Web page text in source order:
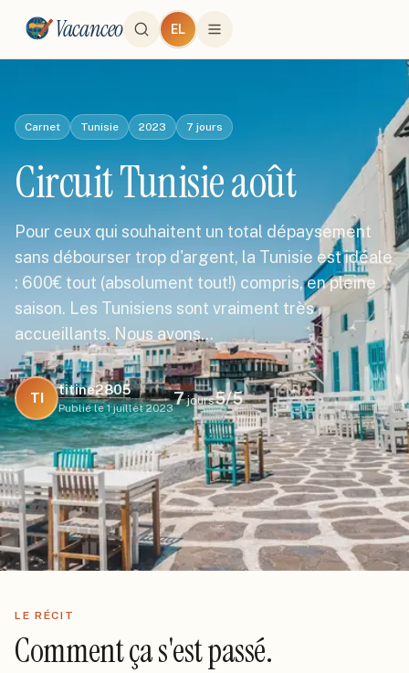
Vacanceo EL
Carnet Tunisie 2023 7 jours
Circuit Tunisie août
Pour ceux qui souhaitent un total dépaysement
sans débourser trop d'argent, la Tunisie est idéale
: 600€ tout (absolument tout!) compris, en pleine
saison. Les Tunisiens sont vraiment très
accueillants. Nous avons…
TI
titine2805
Publié le 1 juillet 2023
7jours5/5
LE RÉCIT
Comment ça s'est passé.